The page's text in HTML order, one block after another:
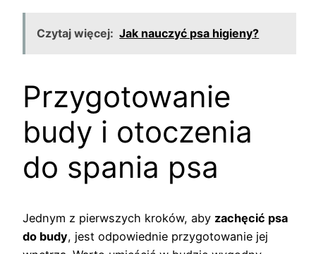
Czytaj więcej: Jak nauczyć psa higieny?
Przygotowanie
budy i otoczenia
do spania psa
Jednym z pierwszych kroków, aby zachęcić psa
do budy, jest odpowiednie przygotowanie jej